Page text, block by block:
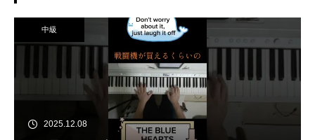
中級
2025.12.08